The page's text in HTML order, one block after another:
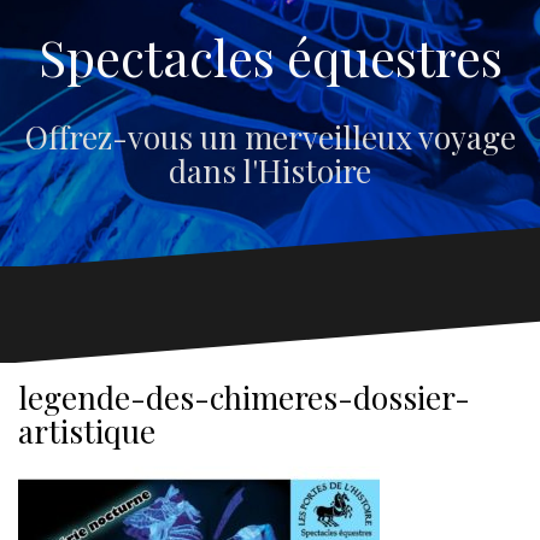
Spectacles équestres
Offrez-vous un merveilleux voyage
dans l'Histoire
legende-des-chimeres-dossier-
artistique